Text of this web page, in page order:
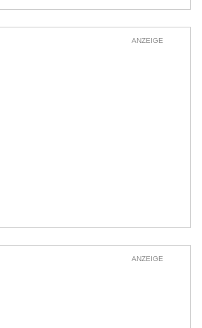
ANZEIGE
ANZEIGE